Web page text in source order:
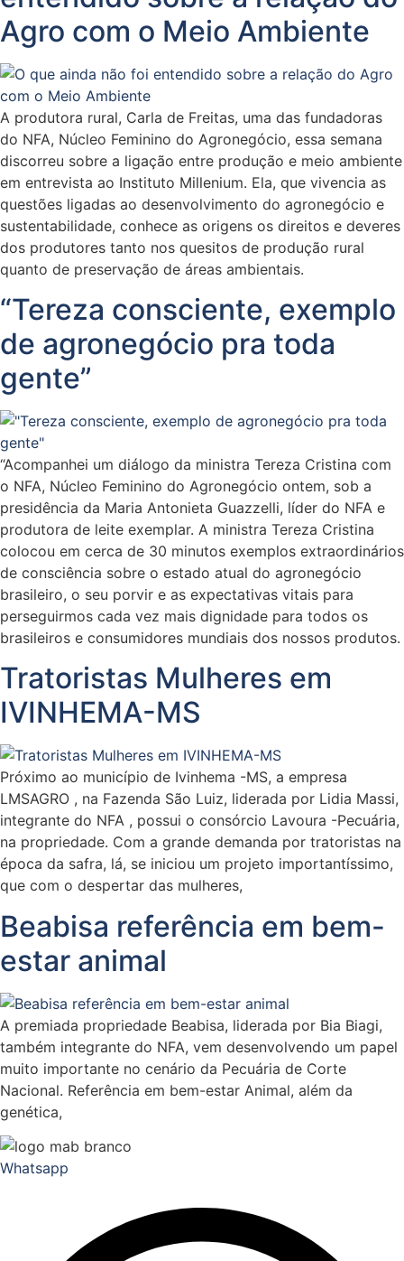
Agro com o Meio Ambiente
A produtora rural, Carla de Freitas, uma das fundadoras
do NFA, Núcleo Feminino do Agronegócio, essa semana
discorreu sobre a ligação entre produção e meio ambiente
em entrevista ao Instituto Millenium. Ela, que vivencia as
questões ligadas ao desenvolvimento do agronegócio e
sustentabilidade, conhece as origens os direitos e deveres
dos produtores tanto nos quesitos de produção rural
quanto de preservação de áreas ambientais.
“Tereza consciente, exemplo
de agronegócio pra toda
gente”
“Acompanhei um diálogo da ministra Tereza Cristina com
o NFA, Núcleo Feminino do Agronegócio ontem, sob a
presidência da Maria Antonieta Guazzelli, líder do NFA e
produtora de leite exemplar. A ministra Tereza Cristina
colocou em cerca de 30 minutos exemplos extraordinários
de consciência sobre o estado atual do agronegócio
brasileiro, o seu porvir e as expectativas vitais para
perseguirmos cada vez mais dignidade para todos os
brasileiros e consumidores mundiais dos nossos produtos.
Tratoristas Mulheres em
IVINHEMA-MS
Próximo ao município de Ivinhema -MS, a empresa
LMSAGRO , na Fazenda São Luiz, liderada por Lidia Massi,
integrante do NFA , possui o consórcio Lavoura -Pecuária,
na propriedade. Com a grande demanda por tratoristas na
época da safra, lá, se iniciou um projeto importantíssimo,
que com o despertar das mulheres,
Beabisa referência em bem-
estar animal
A premiada propriedade Beabisa, liderada por Bia Biagi,
também integrante do NFA, vem desenvolvendo um papel
muito importante no cenário da Pecuária de Corte
Nacional. Referência em bem-estar Animal, além da
genética,
Whatsapp